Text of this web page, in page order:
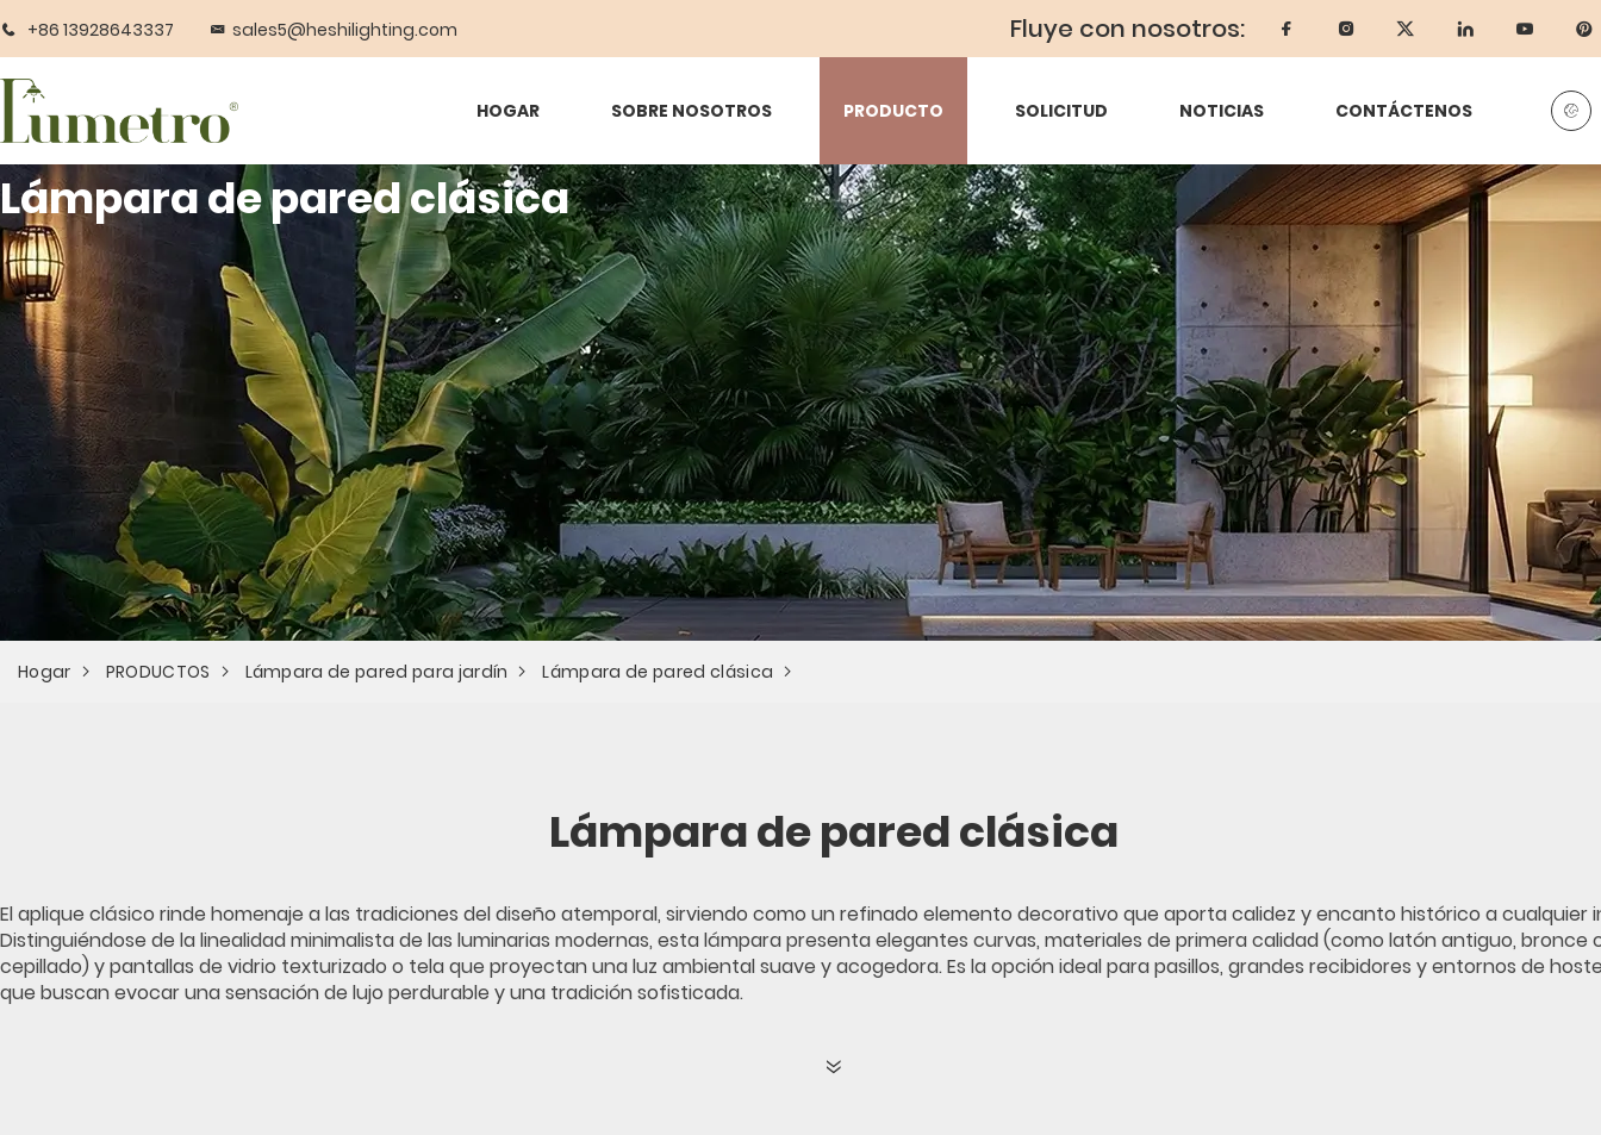
+86 13928643337 sales5@heshilighting.com Fluye con nosotros:
HOGAR SOBRE NOSOTROS PRODUCTO SOLICITUD NOTICIAS CONTÁCTENOS
Lámpara de pared clásica
Hogar PRODUCTOS Lámpara de pared para jardín Lámpara de pared clásica
Lámpara de pared clásica
El aplique clásico rinde homenaje a las tradiciones del diseño atemporal, sirviendo como un refinado elemento decorativo que aporta calidez y encanto histórico a cualquier
Distinguiéndose de la linealidad minimalista de las luminarias modernas, esta lámpara presenta elegantes curvas, materiales de primera calidad (como latón antiguo, bronce
cepillado) y pantallas de vidrio texturizado o tela que proyectan una luz ambiental suave y acogedora. Es la opción ideal para pasillos, grandes recibidores y entornos de
que buscan evocar una sensación de lujo perdurable y una tradición sofisticada.